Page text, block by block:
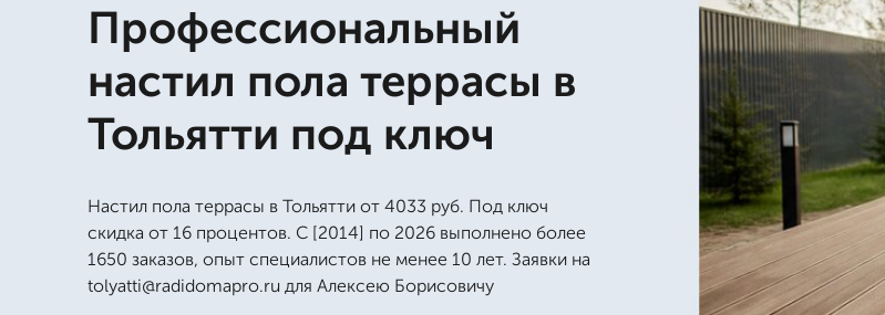
Профессиональный
настил пола террасы в
Тольятти под ключ
Настил пола террасы в Тольятти от 4033 руб. Под ключ
скидка от 16 процентов. С [2014] по 2026 выполнено более
1650 заказов, опыт специалистов не менее 10 лет. Заявки на
tolyatti@radidomapro.ru для Алексею Борисовичу